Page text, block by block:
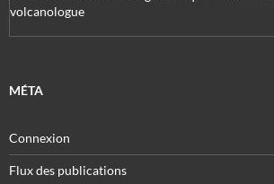
volcanologue
MÉTA
Connexion
Flux des publications